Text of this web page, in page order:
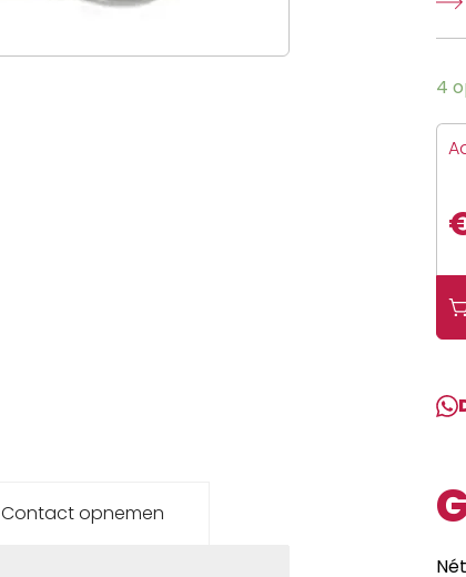
4
1"
Contact opnemen